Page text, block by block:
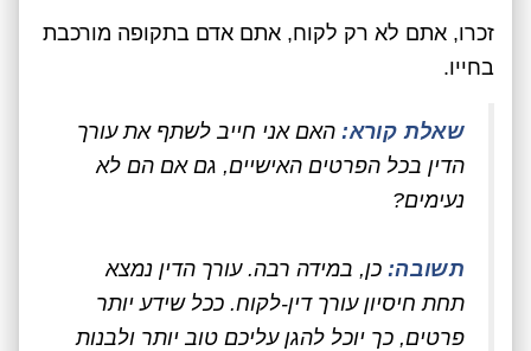
זכרו, אתם לא רק לקוח, אתם אדם בתקופה מורכבת
בחייו.
שאלת קורא: האם אני חייב לשתף את עורך
הדין בכל הפרטים האישיים, גם אם הם לא
נעימים?
תשובה: כן, במידה רבה. עורך הדין נמצא
תחת חיסיון עורך דין-לקוח. ככל שידע יותר
פרטים, כך יוכל להגן עליכם טוב יותר ולבנות